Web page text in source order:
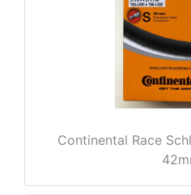
Continental Race